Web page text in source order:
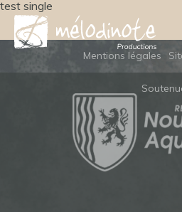
test single
Mentions légales